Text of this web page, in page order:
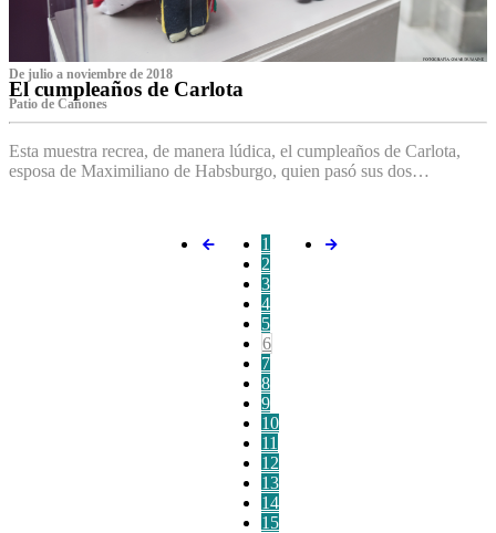
De julio a noviembre de 2018
El cumpleaños de Carlota
Patio de Cañones
Esta muestra recrea, de manera lúdica, el cumpleaños de Carlota,
esposa de Maximiliano de Habsburgo, quien pasó sus dos…
1
2
3
4
5
6
7
8
9
10
11
12
13
14
15